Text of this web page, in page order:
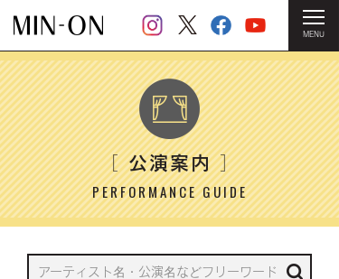
MENU
HOME ＞ 公演案内
［公演案内］
PERFORMANCE GUIDE